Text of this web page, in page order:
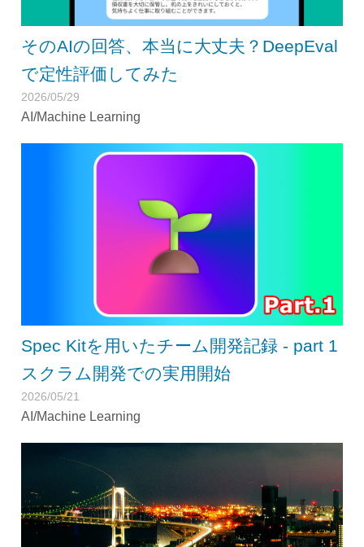
そのAIの回答、本当に大丈夫？DeepEval
で定性評価してみた
2026/05/29
AI/Machine Learning
Spec Kitを用いたチーム開発記録 - part 1
スクラム開発での実用開始
2026/05/21
AI/Machine Learning